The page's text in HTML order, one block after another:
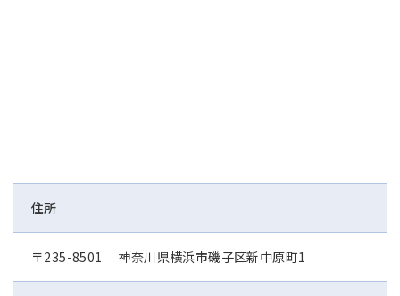
住所
〒235-8501 神奈川県横浜市磯子区新中原町1